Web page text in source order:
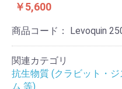
￥5,600
商品コード： Levoquin
関連カテゴリ
抗生物質 (クラビット・
ム 等)